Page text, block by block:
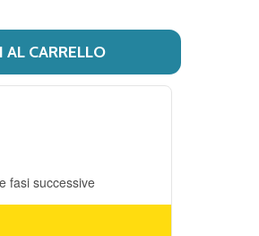
OCCHI ETÀ 45/55
CONTORNO OCCHI ETÀ 45/55
AL CARRELLO